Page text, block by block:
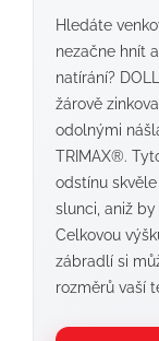
Hledáte
nezačne hnít
natírání?
žárově
odolnými
TRIMAX®.
odstínu
slunci, aniž
Celkovou
zábradlí si
rozměrů vaší